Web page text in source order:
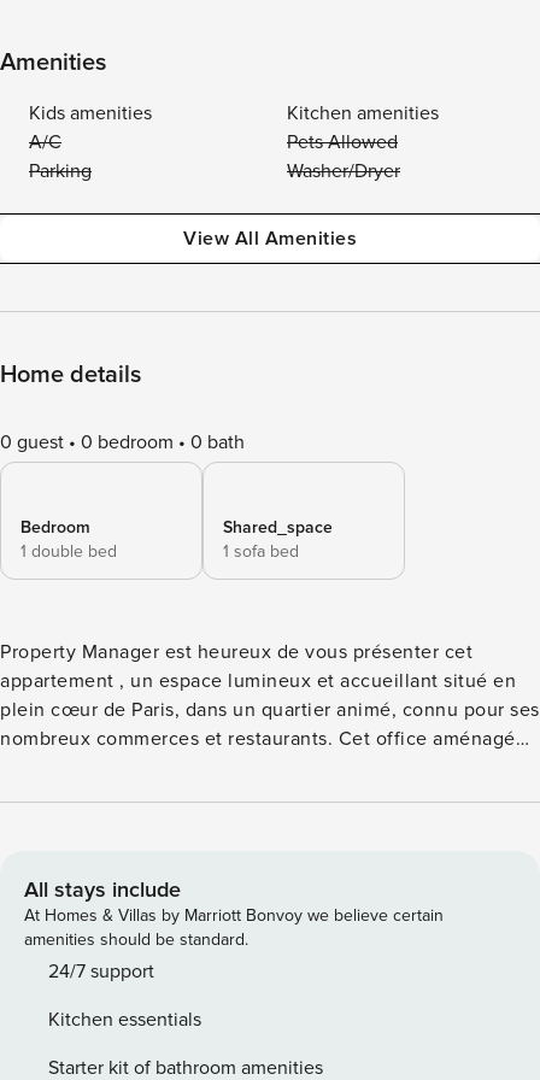
Amenities
Kids amenities
Kitchen amenities
A/C
Pets Allowed
Parking
Washer/Dryer
View All Amenities
Home details
0 guest 0 bedroom 0 bath
Bedroom
1 double bed
Shared_space
1 sofa bed
Property Manager est heureux de vous présenter cet
appartement , un espace lumineux et accueillant situé en
plein cœur de Paris, dans un quartier animé, connu pour ses
nombreux commerces et restaurants. Cet office aménagé
expérience parisienne, idéale à partager en famille ou entre
séjour confortable à 4 personnes. Située au rez-de-
chaussée d’un immeuble sécurisé, cette propriété est
parfaite pour profiter pleinement de Paris. Elle est agencée
comme suit : Un salon accueillant avec canapé-lit, smart TV
avec capsules de café, sucre et thé Une chambre principale
cosy avec lit king size Une salle de bain relaxante avec gel
All stays include
At Homes & Villas by Marriott Bonvoy we believe certain
amenities should be standard.
24/7 support
Kitchen essentials
Starter kit of bathroom amenities